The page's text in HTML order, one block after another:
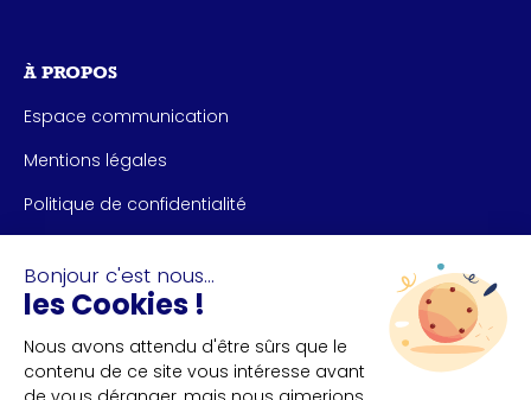
À PROPOS
Espace communication
Mentions légales
Politique de confidentialité